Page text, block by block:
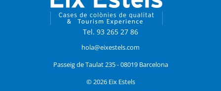
Tel. 93 265 27 86
hola@eixestels.com
Passeig de Taulat 235 - 08019 Barcelona
© 2026 Eix Estels